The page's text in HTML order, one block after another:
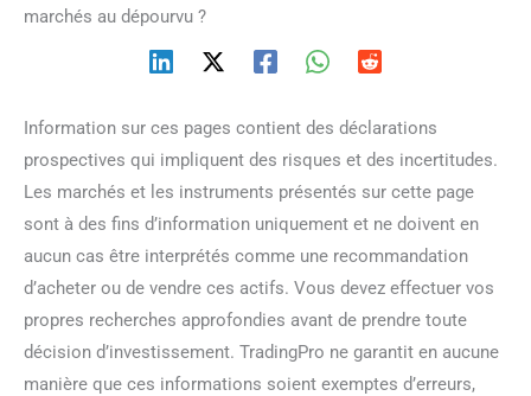
marchés au dépourvu ?
Information sur ces pages contient des déclarations
prospectives qui impliquent des risques et des incertitudes.
Les marchés et les instruments présentés sur cette page
sont à des fins d’information uniquement et ne doivent en
aucun cas être interprétés comme une recommandation
d’acheter ou de vendre ces actifs. Vous devez effectuer vos
propres recherches approfondies avant de prendre toute
décision d’investissement. TradingPro ne garantit en aucune
manière que ces informations soient exemptes d’erreurs,